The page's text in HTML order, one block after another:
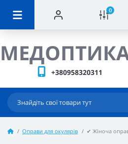
0
+380958320311
Оправи для окулярів ✔ Жіноча